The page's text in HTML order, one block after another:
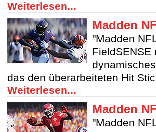
Weiterlesen...
Madden
"Madden
FieldSENSE
das den überarbeiteten Hit
Weiterlesen...
Madden
"Madden